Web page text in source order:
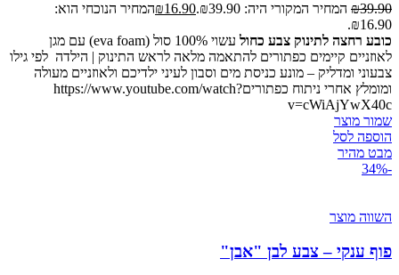
₪39.90 המחיר המקורי היה: ₪39.90. ₪16.90
המחיר הנוכחי הוא:
₪16.90.
כובע רחצה לתינוק צבע כחול
עשוי 100% סול (eva foam) עם מגן
לאוזניים קיימים כפתורים להתאמה מלאה לראש התינוק | הילדה לפי גילו
צבעוני ומדליק – מונע כניסת מים וסבון לעיני ילדיכם ולאוזניים מעולה
ומומלץ אחרי ניתוח כפתוריםhttps://www.youtube.com/watch?
v=cWiAjYwX40c
שמור מוצר
הוספה לסל
מבט מהיר
-34%
השווה מוצר
פוף ענקי – צבע לבן "אבן"